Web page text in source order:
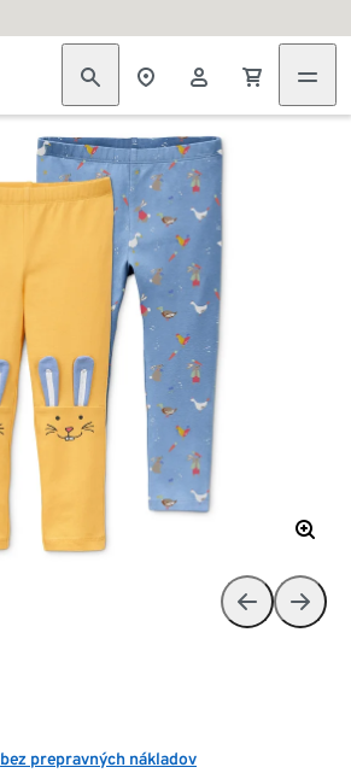
bez prepravných nákladov